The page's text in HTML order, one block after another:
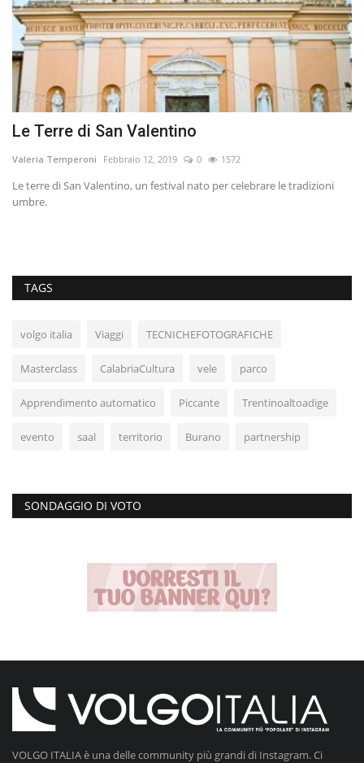
Le Terre di San Valentino
Valeria Temperoni Febbraio 12, 2019 0 1572
Le terre di San Valentino, un festival nato per celebrare le tradizioni
umbre.
TAGS
volgo italia Viaggi TECNICHEFOTOGRAFICHE
Masterclass CalabriaCultura vele parco
Apprendimento automatico Piccante Trentinoaltoadige
evento saal territorio Burano partnership
SONDAGGIO DI VOTO
VOLGO ITALIA è una delle community più grandi di Instagram. Ci